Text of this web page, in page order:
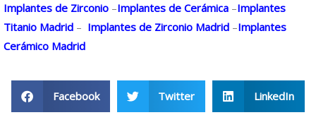
Implantes de Zirconio –Implantes de Cerámica –Implantes
Titanio Madrid – Implantes de Zirconio Madrid –Implantes
Cerámico Madrid
Facebook Twitter LinkedIn